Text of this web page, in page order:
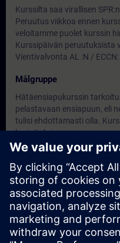
Kurssilta saa virallisen
Peruutus viikkoa ennen
veloitamme puolet kurssin
Kurssipäivän peruutuksista
Vientivalvonta AL :N / ECCN:
Målgruppe
Hätäensiapukurssin
pelastavaan ensiapuun, eli
tulisi ehdottamasti olla.
harjoituksia.
Datoer og påmelding
For øyeblikket er det ingen
tilgjengelig
Skriv deg opp på
datoer blir tilgjengelige.